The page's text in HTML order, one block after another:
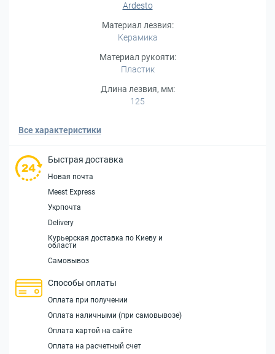
Ardesto
Материал лезвия:
Керамика
Материал рукояти:
Пластик
Длина лезвия, мм:
125
Все характеристики
Быстрая доставка
Новая почта
Meest Express
Укрпочта
Delivery
Курьерская доставка по Киеву и
области
Самовывоз
Способы оплаты
Оплата при получении
Оплата наличными (при самовывозе)
Оплата картой на сайте
Оплата на расчетный счет